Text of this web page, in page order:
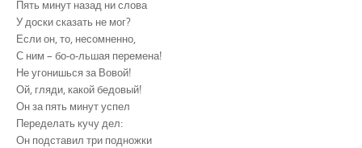
Пять минут назад ни слова
У доски сказать не мог?
Если он, то, несомненно,
С ним – бо-о-льшая перемена!
Не угонишься за Вовой!
Ой, гляди, какой бедовый!
Он за пять минут успел
Переделать кучу дел:
Он подставил три подножки